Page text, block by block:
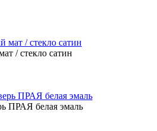
/ стекло сатин
ПРАЯ белая эмаль